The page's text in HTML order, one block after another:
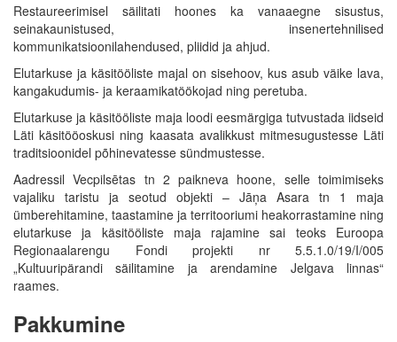
Restaureerimisel säilitati hoones ka vanaaegne sisustus,
seinakaunistused, insenertehnilised
kommunikatsioonilahendused, pliidid ja ahjud.
Elutarkuse ja käsitööliste majal on sisehoov, kus asub väike lava,
kangakudumis- ja keraamikatöökojad ning peretuba.
Elutarkuse ja käsitööliste maja loodi eesmärgiga tutvustada iidseid
Läti käsitööoskusi ning kaasata avalikkust mitmesugustesse Läti
traditsioonidel põhinevatesse sündmustesse.
Aadressil Vecpilsētas tn 2 paikneva hoone, selle toimimiseks
vajaliku taristu ja seotud objekti – Jāņa Asara tn 1 maja
ümberehitamine, taastamine ja territooriumi heakorrastamine ning
elutarkuse ja käsitööliste maja rajamine sai teoks Euroopa
Regionaalarengu Fondi projekti nr 5.5.1.0/19/I/005
„Kultuuripärandi säilitamine ja arendamine Jelgava linnas“
raames.
Pakkumine